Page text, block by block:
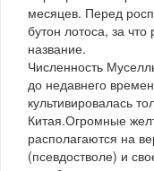
месяцев. Перед
бутон лотоса, за
название.
Численность
до недавнего
культивировалась
Китая.Огромные
располагаются на
(псевдостволе) и